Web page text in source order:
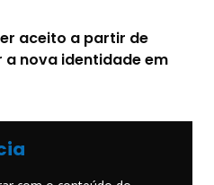
aceito a partir de
a nova identidade em